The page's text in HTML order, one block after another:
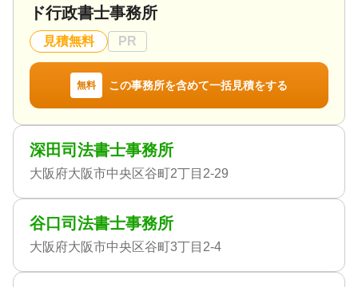
ド行政書士事務所
見積無料 PR
無料 この事務所を含めて一括見積をする
深田司法書士事務所
大阪府大阪市中央区谷町2丁目2-29
谷口司法書士事務所
大阪府大阪市中央区谷町3丁目2-4